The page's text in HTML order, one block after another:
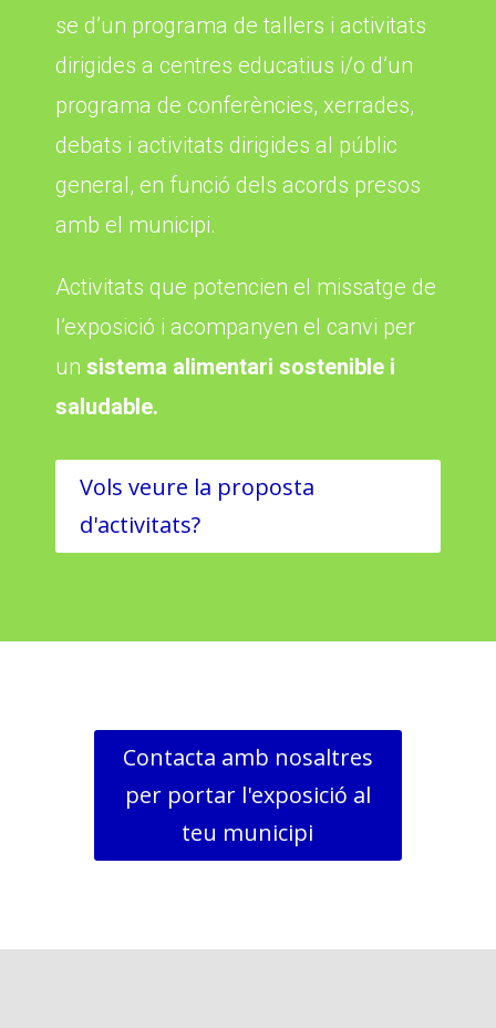
se d’un programa de tallers i activitats
dirigides a centres educatius i/o d’un
programa de conferències, xerrades,
debats i activitats dirigides al públic
general, en funció dels acords presos
amb el municipi.
Activitats que potencien el missatge de
l’exposició i acompanyen el canvi per
un sistema alimentari sostenible i
saludable.
Vols veure la proposta
d'activitats?
Contacta amb nosaltres
per portar l'exposició al
teu municipi